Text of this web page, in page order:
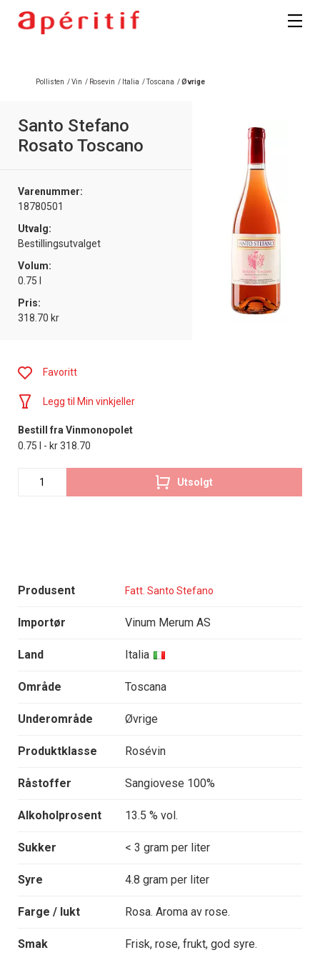
Pollisten /Vin / Rosevin / Italia /Toscana /Øvrige
Santo Stefano
Rosato Toscano
Varenummer:
18780501
Utvalg:
Bestillingsutvalget
Volum:
0.75 l
Pris:
318.70 kr
Produsent Fatt. Santo Stefano
Importør Vinum Merum AS
Land Italia
Område Toscana
Underområde Øvrige
Produktklasse Rosévin
Råstoffer Sangiovese 100%
Alkoholprosent 13.5 % vol.
Sukker < 3 gram per liter
Syre 4.8 gram per liter
Farge / lukt Rosa. Aroma av rose.
Smak Frisk, rose, frukt, god syre.
Favoritt
Legg til Min vinkjeller
Bestill fra Vinmonopolet
0.75 l - kr 318.70
Utsolgt